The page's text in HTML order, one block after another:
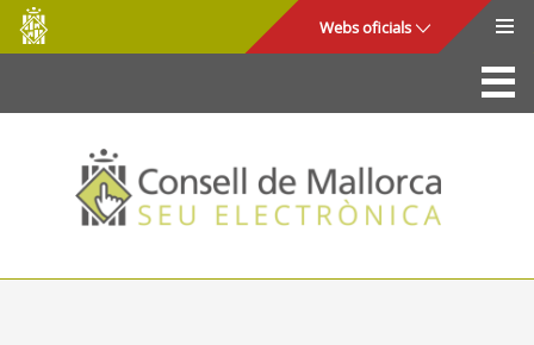
Salta al contingut principal
Consell
de
Mallorca
Webs oficials
La Seu
Consell de Mallorca
Accés i seguretat
Utilitats